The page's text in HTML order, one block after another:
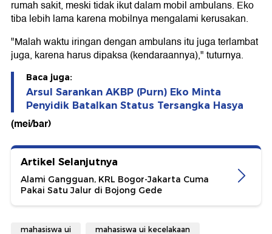
rumah sakit, meski tidak ikut dalam mobil ambulans. Eko
tiba lebih lama karena mobilnya mengalami kerusakan.
"Malah waktu iringan dengan ambulans itu juga terlambat
juga, karena harus dipaksa (kendaraannya)," tuturnya.
Baca juga:
Arsul Sarankan AKBP (Purn) Eko Minta
Penyidik Batalkan Status Tersangka Hasya
(mei/bar)
Artikel Selanjutnya
Alami Gangguan, KRL Bogor-Jakarta Cuma
Pakai Satu Jalur di Bojong Gede
mahasiswa ui mahasiswa ui kecelakaan